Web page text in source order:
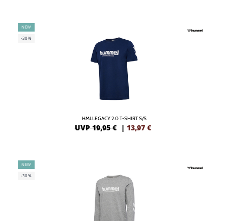
NEW
-30%
HMLLEGACY 2.0 T-SHIRT S/S
UVP 19,95 € | 13,97 €
NEW
-30%